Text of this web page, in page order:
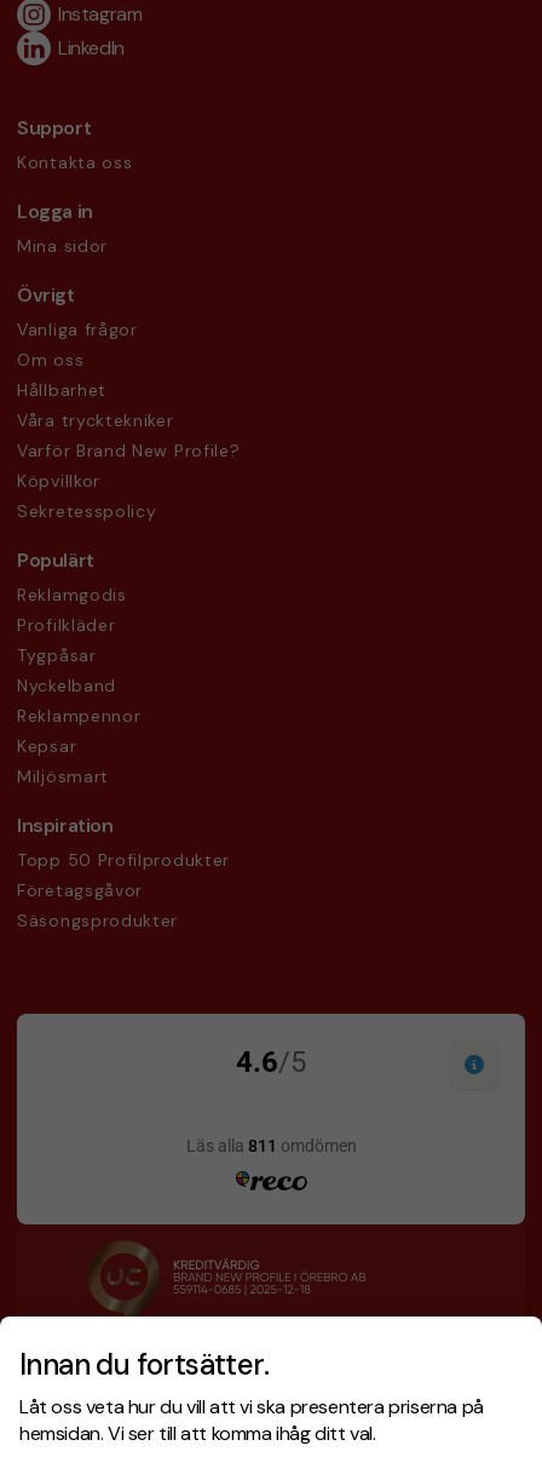
Innan du fortsätter.
Låt oss veta hur du vill att vi ska presentera priserna på
hemsidan. Vi ser till att komma ihåg ditt val.
Instagram
LinkedIn
Support
Kontakta oss
Logga in
Mina sidor
Övrigt
Vanliga frågor
Om oss
Hållbarhet
Våra trycktekniker
Varför Brand New Profile?
Köpvillkor
Sekretesspolicy
Populärt
Reklamgodis
Profilkläder
Tygpåsar
Nyckelband
Reklampennor
Kepsar
Miljösmart
Inspiration
Topp 50 Profilprodukter
Företagsgåvor
Säsongsprodukter
Designskiss inom 1 h
Fri offert
Snabb leverans